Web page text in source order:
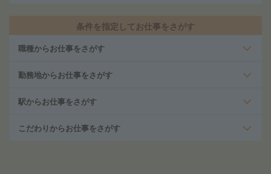
条件を指定してお仕事をさがす
職種からお仕事をさがす
勤務地からお仕事をさがす
駅からお仕事をさがす
こだわりからお仕事をさがす